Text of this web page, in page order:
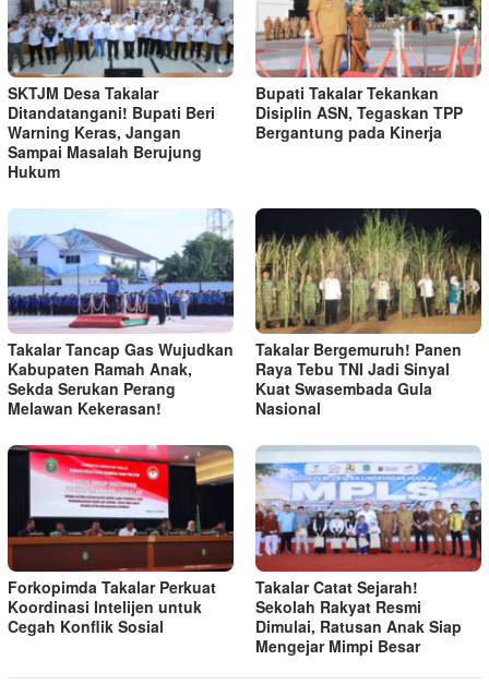
SKTJM Desa Takalar
Ditandatangani! Bupati Beri
Warning Keras, Jangan
Sampai Masalah Berujung
Hukum
Bupati Takalar Tekankan
Disiplin ASN, Tegaskan TPP
Bergantung pada Kinerja
Takalar Tancap Gas Wujudkan
Kabupaten Ramah Anak,
Sekda Serukan Perang
Melawan Kekerasan!
Takalar Bergemuruh! Panen
Raya Tebu TNI Jadi Sinyal
Kuat Swasembada Gula
Nasional
Forkopimda Takalar Perkuat
Koordinasi Intelijen untuk
Cegah Konflik Sosial
Takalar Catat Sejarah!
Sekolah Rakyat Resmi
Dimulai, Ratusan Anak Siap
Mengejar Mimpi Besar